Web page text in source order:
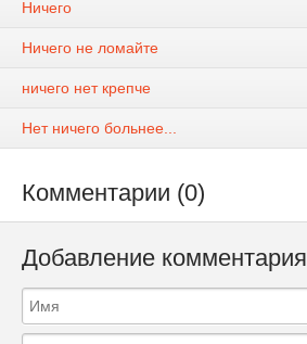
Ничего
Ничего не ломайте
ничего нет крепче
Нет ничего больнее...
Комментарии (0)
Добавление комментария